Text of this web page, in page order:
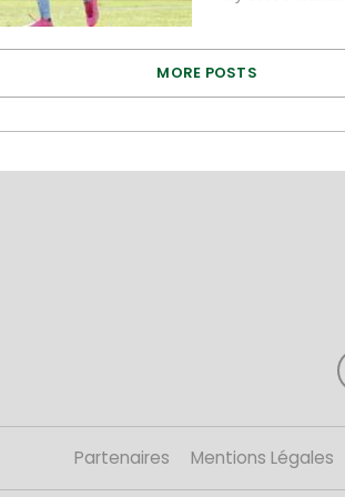
MORE POSTS
Partenaires Mentions Légales